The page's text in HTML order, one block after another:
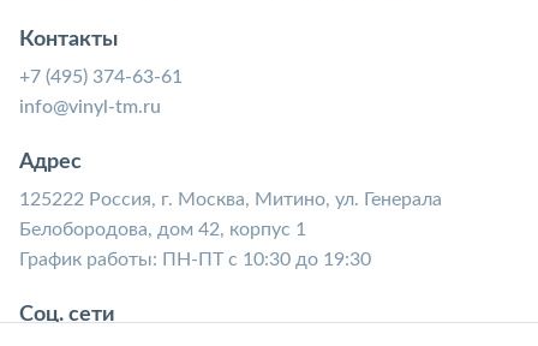
Контакты
+7 (495) 374-63-61
info@vinyl-tm.ru
Адрес
125222 Россия, г. Москва, Митино, ул. Генерала
Белобородова, дом 42, корпус 1
График работы: ПН-ПТ с 10:30 до 19:30
Соц. сети